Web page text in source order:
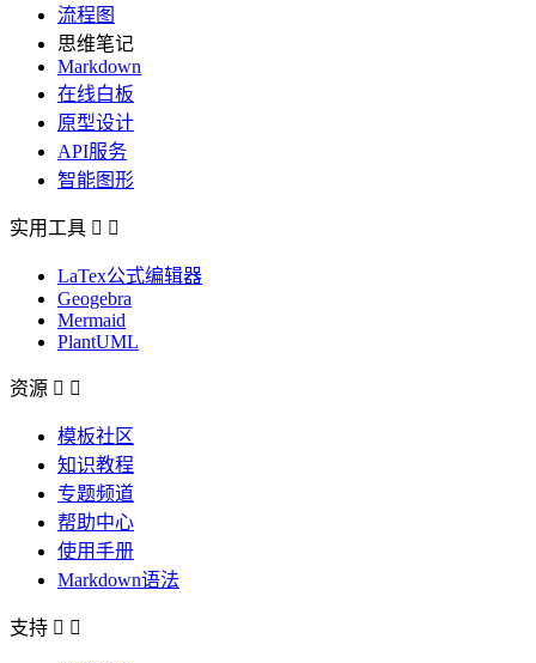
流程图
思维笔记
Markdown
在线白板
原型设计
API服务
智能图形
实用工具  
LaTex公式编辑器
Geogebra
Mermaid
PlantUML
资源  
模板社区
知识教程
专题频道
帮助中心
使用手册
Markdown语法
支持  